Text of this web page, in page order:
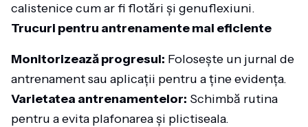
calistenice cum ar fi flotări și genuflexiuni.
Trucuri pentru antrenamente mai eficiente
Monitorizează progresul: Folosește un jurnal de
antrenament sau aplicații pentru a ține evidența.
Varietatea antrenamentelor: Schimbă rutina
pentru a evita plafonarea și plictiseala.